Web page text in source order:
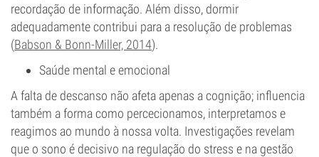
recordação de informação. Além disso, dormir
adequadamente contribui para a resolução de problemas
(Babson & Bonn-Miller, 2014).
Saúde mental e emocional
A falta de descanso não afeta apenas a cognição; influencia
também a forma como percecionamos, interpretamos e
reagimos ao mundo à nossa volta. Investigações revelam
que o sono é decisivo na regulação do stress e na gestão